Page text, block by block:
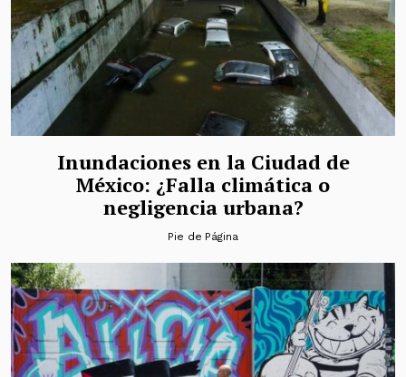
Inundaciones en la Ciudad de
México: ¿Falla climática o
negligencia urbana?
Pie de Página